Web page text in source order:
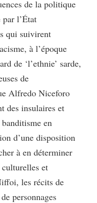
de la politique
l’État
qui suivirent
à l’époque
de ‘l’ethnie’ sarde,
de
Alfredo Niceforo
des insulaires et
en
d’une disposition
à en déterminer
culturelles et
les récits de
personnages